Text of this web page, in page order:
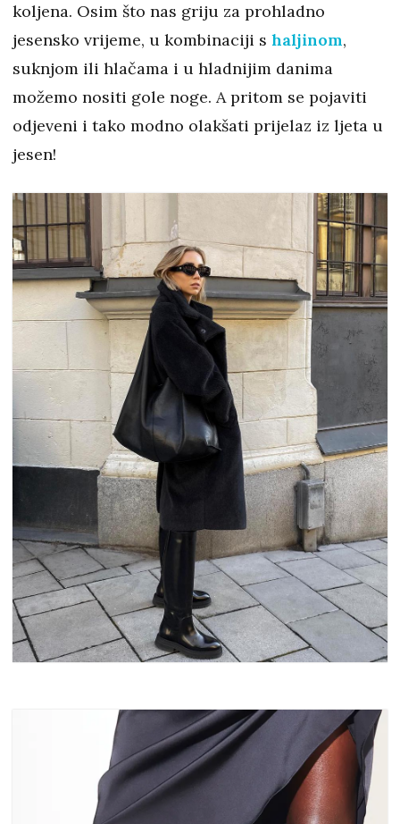
koljena. Osim što nas griju za prohladno
jesensko vrijeme, u kombinaciji s haljinom,
suknjom ili hlačama i u hladnijim danima
možemo nositi gole noge. A pritom se pojaviti
odjeveni i tako modno olakšati prijelaz iz ljeta u
jesen!